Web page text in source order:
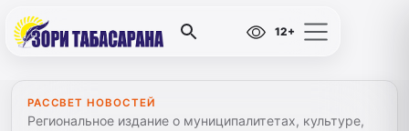
12+
РАССВЕТ НОВОСТЕЙ
Региональное издание о муниципалитетах, культуре,